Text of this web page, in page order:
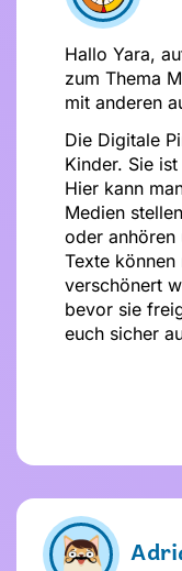
Stelle dir
Fragen
Ist
Ist
mich
Hallo Yara,
zum Thema
mit anderen
Die Digitale
Kinder. Sie
Hier kann
Medien
oder anhören
Texte können
verschönert
bevor sie
euch sicher